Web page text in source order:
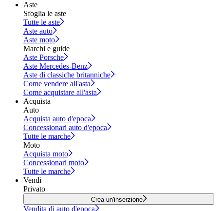
Aste
Sfoglia le aste
Tutte le aste
Aste auto
Aste moto
Marchi e guide
Aste Porsche
Aste Mercedes-Benz
Aste di classiche britanniche
Come vendere all'asta
Come acquistare all'asta
Acquista
Auto
Acquista auto d'epoca
Concessionari auto d'epoca
Tutte le marche
Moto
Acquista moto
Concessionari moto
Tutte le marche
Vendi
Privato
Crea un'inserzione
Vendita di auto d'epoca